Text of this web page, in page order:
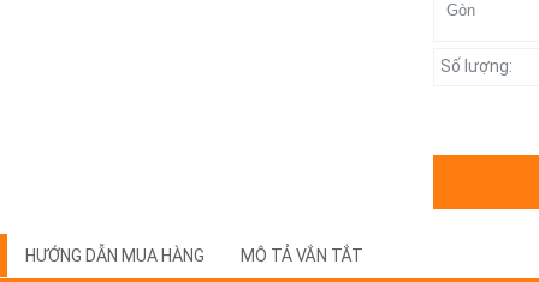
Gòn
Số lượng:
HƯỚNG DẪN MUA HÀNG MÔ TẢ VẮN TẮT